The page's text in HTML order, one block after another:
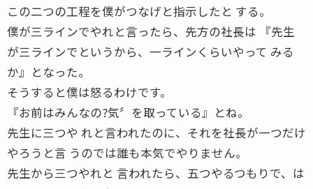
この二つの工程を僕がつなげと指示したと する。
僕が三ラインでやれと言ったら、先方の社長は 『先生
が三ラインでというから、一ラインくらいやって みる
か』となった。
そうすると僕は怒るわけです。
『お前はみんなの?気〞を取っている』とね。
先生に三つや れと言われたのに、それを社長が一つだけ
やろうと言 うのでは誰も本気でやりません。
先生から三つやれと 言われたら、五つやるつもりで、は